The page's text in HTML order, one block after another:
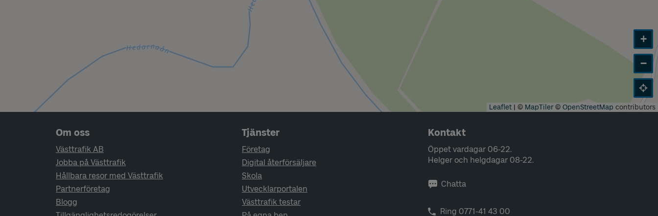
+
−
Leaflet | © MapTiler© OpenStreetMap contributors
Sidfotsnavigering
Om oss
Västtrafik AB
Jobba på Västtrafik
Hållbara resor med Västtrafik
Partnerföretag
Blogg
Tjänster
Företag
Digital återförsäljare
Skola
Utvecklarportalen
Västtrafik testar
Kontakt
Öppet vardagar 06-22.
Helger och helgdagar 08-22.
Chatta
Ring 0771-41 43 00